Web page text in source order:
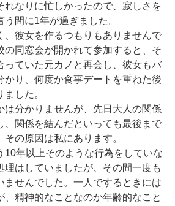
れなりに忙しかったので、寂しさを
間に1年が過ぎました。
、彼女を作るつもりもありませんで
の同窓会が開かれて参加すると、そ
っていた元カノと再会し、彼女もバ
かり、何度か食事デートを重ねた後
した。
は分かりませんが、先日大人の関係
、関係を結んだといっても最後まで
の原因は私にあります。
10年以上そのような行為をしていな
理はしていましたが、その間一度も
ませんでした。一人でするときには
、精神的なことなのか年齢的なこと